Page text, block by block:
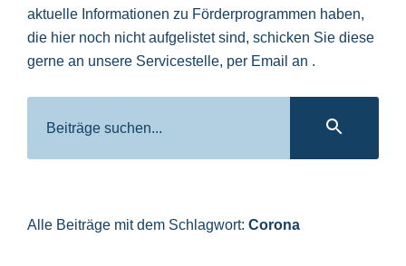
aktuelle Informationen zu Förderprogrammen haben,
die hier noch nicht aufgelistet sind, schicken Sie diese
gerne an unsere Servicestelle, per Email an .
Suche
Alle Beiträge mit dem Schlagwort: Corona